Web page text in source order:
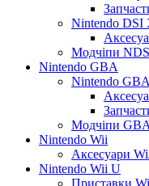
Nintendo DSI
Модчіпи
Nintendo GBA
Nintendo
Модчіпи GBA
Nintendo Wii
Аксесуари
Nintendo Wii U
Приставки